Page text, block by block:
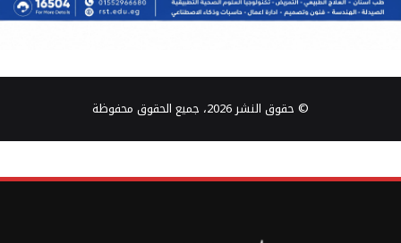
© حقوق النشر 2026، جميع الحقوق محفوظة